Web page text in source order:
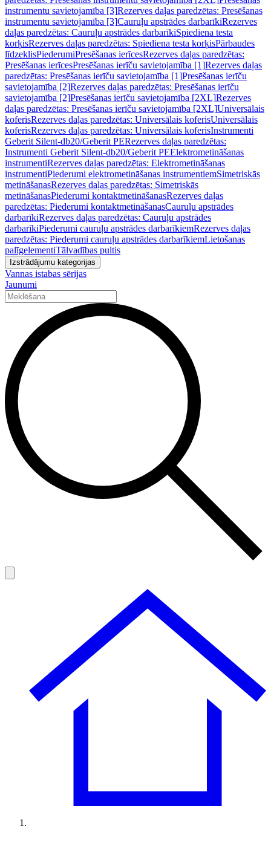
instrumentu savietojamība [3]Rezerves daļas paredzētas: Presēšanas
instrumentu savietojamība [3]Cauruļu apstrādes darbarīkiRezerves
daļas paredzētas: Cauruļu apstrādes darbarīkiSpiediena testa
korķisRezerves daļas paredzētas: Spiediena testa korķisPārbaudes
līdzeklisPiederumiPresēšanas ierīcesRezerves daļas paredzētas:
Presēšanas ierīcesPresēšanas ierīču savietojamība [1]Rezerves daļas
paredzētas: Presēšanas ierīču savietojamība [1]Presēšanas ierīču
savietojamība [2]Rezerves daļas paredzētas: Presēšanas ierīču
savietojamība [2]Presēšanas ierīču savietojamība [2XL]Rezerves
daļas paredzētas: Presēšanas ierīču savietojamība [2XL]Universālais
koferisRezerves daļas paredzētas: Universālais koferisUniversālais
koferisRezerves daļas paredzētas: Universālais koferisInstrumenti
Geberit Silent-db20/Geberit PERezerves daļas paredzētas:
Instrumenti Geberit Silent-db20/Geberit PEElektrometināšanas
instrumentiRezerves daļas paredzētas: Elektrometināšanas
instrumentiPiederumi elektrometināšanas instrumentiemSimetriskās
metināšanasRezerves daļas paredzētas: Simetriskās
metināšanasPiederumi kontaktmetināšanasRezerves daļas
paredzētas: Piederumi kontaktmetināšanasCauruļu apstrādes
darbarīkiRezerves daļas paredzētas: Cauruļu apstrādes
darbarīkiPiederumi cauruļu apstrādes darbarīkiemRezerves daļas
paredzētas: Piederumi cauruļu apstrādes darbarīkiemLietošanas
palīgelementiTālvadības pultis
Izstrādājumu kategorijas
Vannas istabas sērijas
Jaunumi